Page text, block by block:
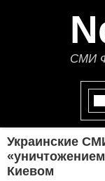
СМИ
Украинские
Киевом